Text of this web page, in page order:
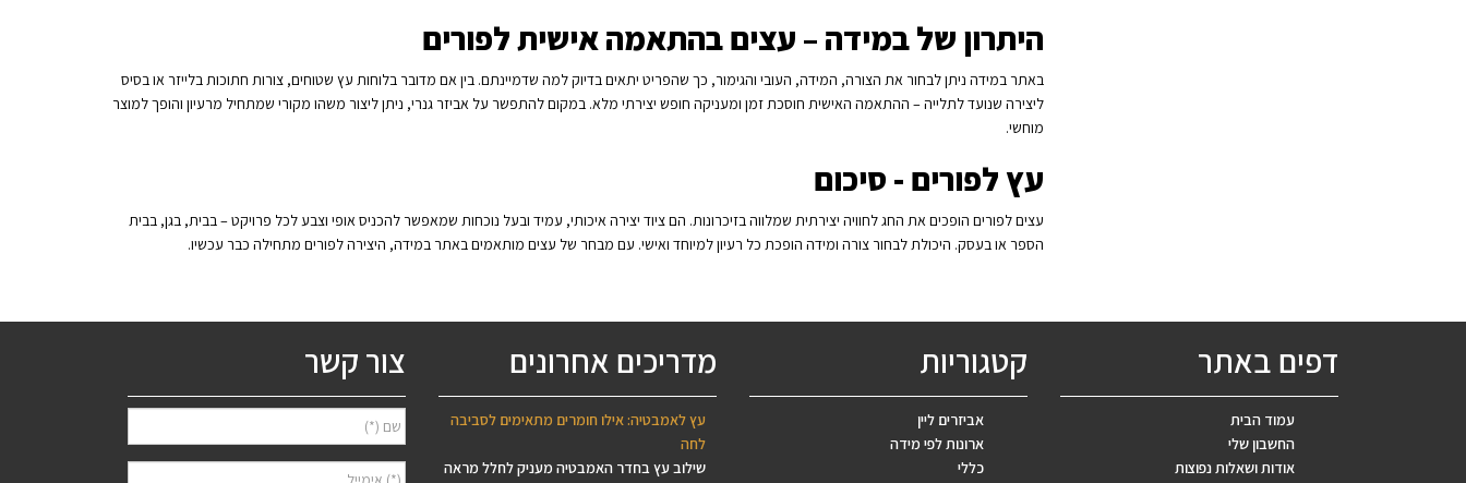
היתרון של במידה – עצים בהתאמה אישית לפורים
באתר במידה ניתן לבחור את הצורה, המידה, העובי והגימור, כך שהפריט יתאים בדיוק למה שדמיינתם. בין אם מדובר בלוחות עץ שטוחים, צורות חתוכות בלייזר או בסיס
ליצירה שנועד לתלייה – ההתאמה האישית חוסכת זמן ומעניקה חופש יצירתי מלא. במקום להתפשר על אביזר גנרי, ניתן ליצור משהו מקורי שמתחיל מרעיון והופך למוצר
מוחשי.
עץ לפורים - סיכום
עצים לפורים הופכים את החג לחוויה יצירתית שמלווה בזיכרונות. הם ציוד יצירה איכותי, עמיד ובעל נוכחות שמאפשר להכניס אופי וצבע לכל פרויקט – בבית, בגן, בבית
הספר או בעסק. היכולת לבחור צורה ומידה הופכת כל רעיון למיוחד ואישי. עם מבחר של עצים מותאמים באתר במידה, היצירה לפורים מתחילה כבר עכשיו.
דפים באתר
עמוד הבית
החשבון שלי
אודות ושאלות נפוצות
קטגוריות
אביזרים ליין
ארונות לפי מידה
כללי
מדריכים אחרונים
עץ לאמבטיה: אילו חומרים מתאימים לסביבה
לחה
שילוב עץ בחדר האמבטיה מעניק לחלל מראה
צור קשר